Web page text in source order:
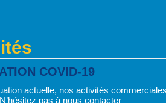
COVID-19
actuelle, nos activités
pas à nous contacter